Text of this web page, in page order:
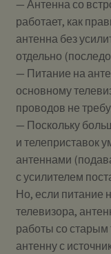
— Антенна со
работает, как
антенна без
отдельно
— Питание на
основному
проводов не
— Поскольку
и телеприставок
антеннами
с усилителем
Но, если питание
телевизора,
работы со
антенну с